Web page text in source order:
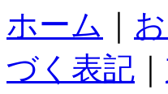
ホーム
づく表記